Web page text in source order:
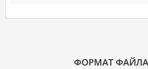
ФОРМАТ ФАЙЛА